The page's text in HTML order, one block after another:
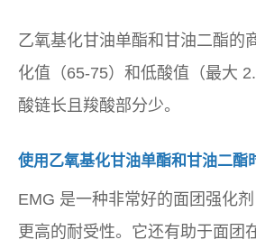
乙氧基化甘油单酯和甘油二酯的
化值（65-75）和低酸值（最大
酸链长且羧酸部分少。
使用乙氧基化甘油单酯和甘油二酯
EMG 是一种非常好的面团强化
更高的耐受性。它还有助于面团